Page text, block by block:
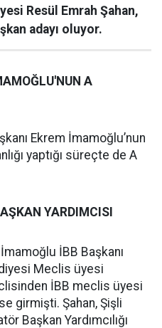
Resül Emrah Şahan,
adayı oluyor.
A
Ekrem İmamoğlu’nun
yaptığı süreçte de A
YARDIMCISI
İBB Başkanı
Meclis üyesi
İBB meclis üyesi
girmişti. Şahan, Şişli
Başkan Yardımcılığı